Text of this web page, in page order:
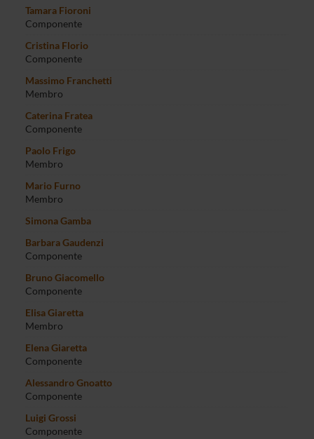
Tamara Fioroni
Componente
Cristina Florio
Componente
Massimo Franchetti
Membro
Caterina Fratea
Componente
Paolo Frigo
Membro
Mario Furno
Membro
Simona Gamba
Barbara Gaudenzi
Componente
Bruno Giacomello
Componente
Elisa Giaretta
Membro
Elena Giaretta
Componente
Alessandro Gnoatto
Componente
Luigi Grossi
Componente